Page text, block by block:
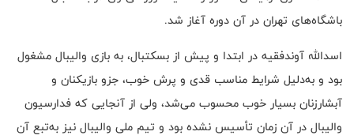
باشگاه‌های تهران در آن دوره آغاز شد.
اسدالله آوندفقیه در ابتدا و پیش از بسکتبال، به بازی والیبال مشغول
بود و به‌دلیل شرایط مناسب قدی و پرش خوب، جزو بازیکنان و
آبشارزنان بسیار خوب محسوب می‌شد، ولی از آنجایی که فدارسیون
والیبال در آن زمان تأسیس نشده بود و تیم ملی والیبال نیز به‌تبع آن